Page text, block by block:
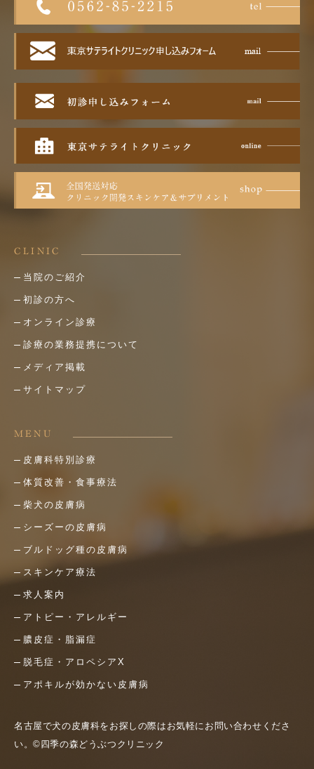
CLINIC
当院のご紹介
初診の方へ
オンライン診療
診療の業務提携について
メディア掲載
サイトマップ
MENU
皮膚科特別診療
体質改善・食事療法
柴犬の皮膚病
シーズーの皮膚病
ブルドッグ種の皮膚病
スキンケア療法
求人案内
アトピー・アレルギー
膿皮症・脂漏症
脱毛症・アロペシアX
アポキルが効かない皮膚病
名古屋で犬の皮膚科をお探しの際はお気軽にお問い合わせくださ
い。©四季の森どうぶつクリニック